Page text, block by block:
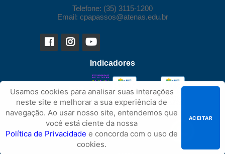
Telefone: (35) 3115-1200
Email: cpapassos@atenas.edu.br
Indicadores
Usamos cookies para analisar suas interações
neste site e melhorar a sua experiência de
navegação. Ao usar nosso site, entendemos que
você está ciente da nossa
Política de Privacidade e concorda com o uso de
cookies.
ACEITAR